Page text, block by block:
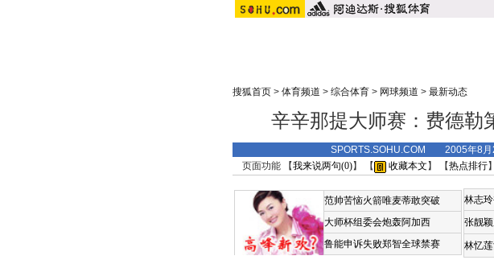
搜狐首页> 体育频道 > 综合体育> 网球频道 > 最新动态
辛辛那提大师赛：费德勒
SPORTS.SOHU.COM 2005年8
页面功能 【我来说两句(0)】 【 收藏本文 】 【热点排行
范帅苦恼火箭唯麦蒂敢突破
大师杯组委会炮轰阿加西
鲁能申诉失败郑智全球禁赛
林志
张靓
林忆